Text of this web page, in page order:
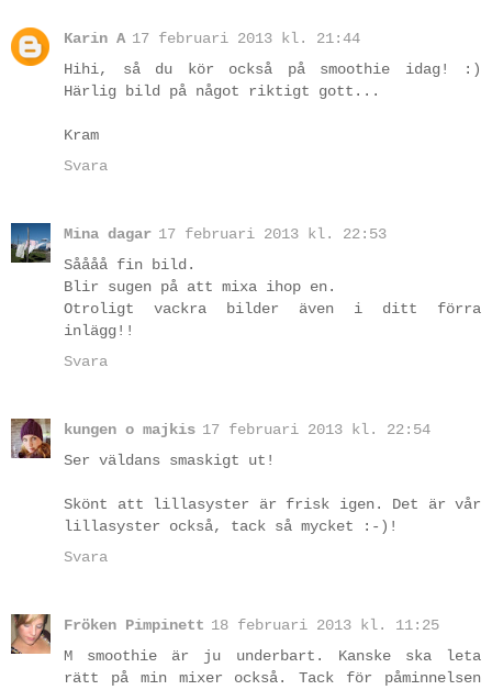
Karin A 17 februari 2013 kl. 21:44
Hihi, så du kör också på smoothie idag! :)
Härlig bild på något riktigt gott...
Kram
Svara
Mina dagar 17 februari 2013 kl. 22:53
Såååå fin bild.
Blir sugen på att mixa ihop en.
Otroligt vackra bilder även i ditt förra
inlägg!!
Svara
kungen o majkis 17 februari 2013 kl. 22:54
Ser väldans smaskigt ut!
Skönt att lillasyster är frisk igen. Det är vår
lillasyster också, tack så mycket :-)!
Svara
Fröken Pimpinett 18 februari 2013 kl. 11:25
M smoothie är ju underbart. Kanske ska leta
rätt på min mixer också. Tack för påminnelsen